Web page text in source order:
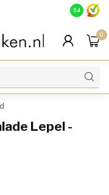
Gratis
9.4
0
Lepel -